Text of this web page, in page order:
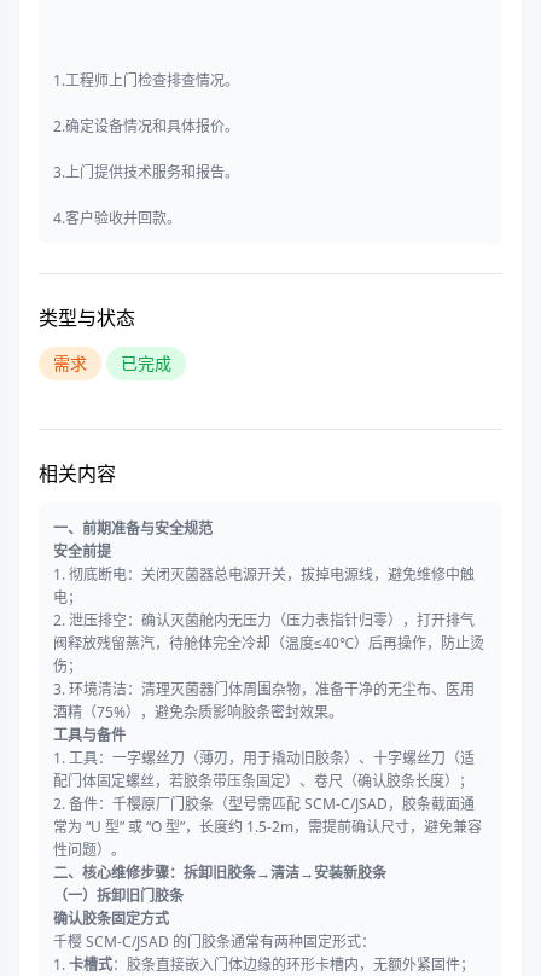
1.工程师上门检查排查情况。
2.确定设备情况和具体报价。
3.上门提供技术服务和报告。
4.客户验收并回款。
类型与状态
需求 已完成
相关内容
一、前期准备与安全规范
安全前提
1. 彻底断电：关闭灭菌器总电源开关，拔掉电源线，避免维修中触
电；
2. 泄压排空：确认灭菌舱内无压力（压力表指针归零），打开排气
阀释放残留蒸汽，待舱体完全冷却（温度≤40℃）后再操作，防止烫
伤；
3. 环境清洁：清理灭菌器门体周围杂物，准备干净的无尘布、医用
酒精（75%），避免杂质影响胶条密封效果。
工具与备件
1. 工具：一字螺丝刀（薄刃，用于撬动旧胶条）、十字螺丝刀（适
配门体固定螺丝，若胶条带压条固定）、卷尺（确认胶条长度）；
2. 备件：千樱原厂门胶条（型号需匹配 SCM-C/JSAD，胶条截面通
常为 “U 型” 或 “O 型”，长度约 1.5-2m，需提前确认尺寸，避免兼容
性问题）。
二、核心维修步骤：拆卸旧胶条→清洁→安装新胶条
（一）拆卸旧门胶条
确认胶条固定方式
千樱 SCM-C/JSAD 的门胶条通常有两种固定形式：
1.卡槽式：胶条直接嵌入门体边缘的环形卡槽内，无额外紧固件；